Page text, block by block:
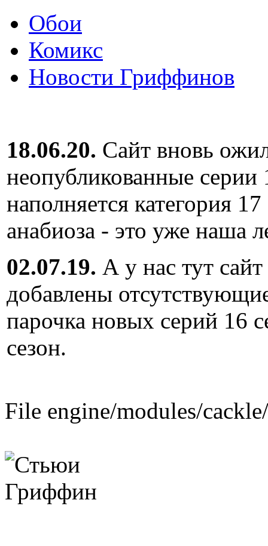
Обои
Комикс
Новости Гриффинов
18.06.20. Сайт вновь
неопубликованные серии
наполняется категория
анабиоза - это уже наша
02.07.19. А у нас тут
добавлены
парочка новых серий 16
сезон.
File engine/modules/